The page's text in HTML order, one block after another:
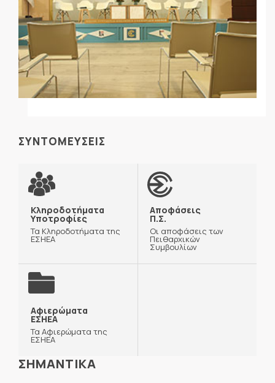
ΣΥΝΤΟΜΕΥΣΕΙΣ
Κληροδοτήματα
Υποτροφίες
Τα Κληροδοτήματα της
ΕΣΗΕΑ
Αποφάσεις
Π.Σ.
Οι αποφάσεις των
Πειθαρχικών
Συμβουλίων
Αφιερώματα
ΕΣΗΕΑ
Τα Αφιερώματα της
ΕΣΗΕΑ
ΣΗΜΑΝΤΙΚΑ